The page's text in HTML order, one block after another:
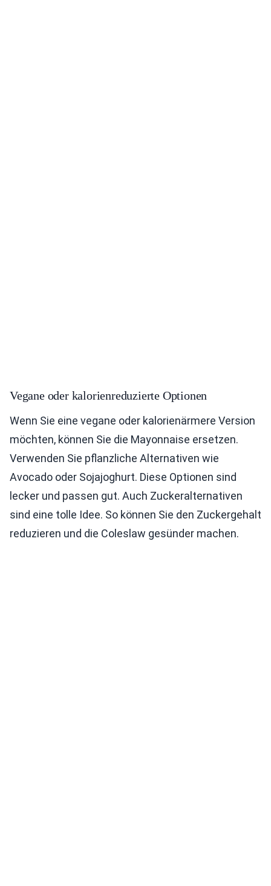
Vegane oder kalorienreduzierte Optionen
Wenn Sie eine vegane oder kalorienärmere Version
möchten, können Sie die Mayonnaise ersetzen.
Verwenden Sie pflanzliche Alternativen wie
Avocado oder Sojajoghurt. Diese Optionen sind
lecker und passen gut. Auch Zuckeralternativen
sind eine tolle Idee. So können Sie den Zuckergehalt
reduzieren und die Coleslaw gesünder machen.